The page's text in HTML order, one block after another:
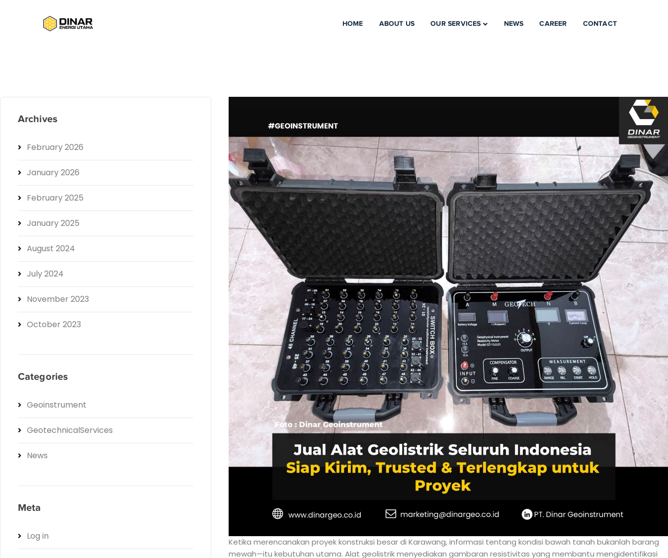
HOME ABOUT US OUR SERVICES NEWS CAREER CONTACT
Ketika merencanakan proyek konstruksi besar di Karawang, informasi tentang kondisi bawah tanah bukanlah barang
mewah—itu kebutuhan utama. Alat geolistrik menyediakan gambaran resistivitas yang membantu mengidentifikasi
Archives
February 2026
January 2026
February 2025
January 2025
August 2024
July 2024
November 2023
October 2023
Categories
Geoinstrument
GeotechnicalServices
News
Meta
Log in